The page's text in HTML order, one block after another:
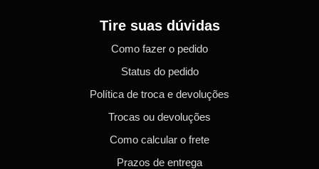
Tire suas dúvidas
Como fazer o pedido
Status do pedido
Política de troca e devoluções
Trocas ou devoluções
Como calcular o frete
Prazos de entrega